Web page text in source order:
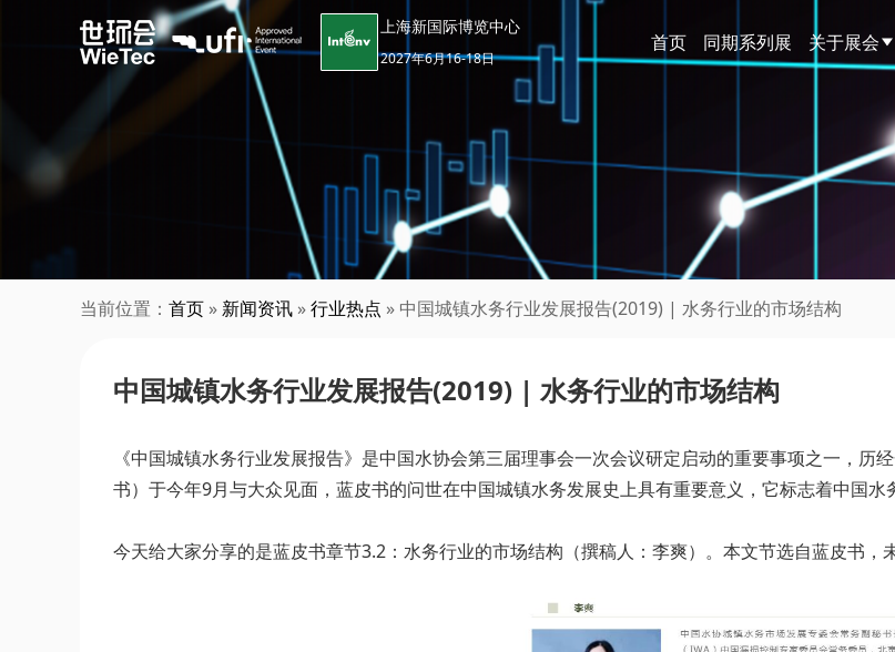
上海新国际博览中心
2027年6月16-18日
首页 同期系列展 关于展会
当前位置： 首页 » 新闻资讯 »行业热点 » 中国城镇水务行业发展报告(2019) | 水务行业的市场结构
中国城镇水务行业发展报告(2019) | 水务行业的市场结构
《中国城镇水务行业发展报告》是中国水协会第三届理事会一次会议研定启动的重要事项之一，
书）于今年9月与大众见面，蓝皮书的问世在中国城镇水务发展史上具有重要意义，它标志着中国水
今天给大家分享的是蓝皮书章节3.2：水务行业的市场结构（撰稿人：李爽）。本文节选自蓝皮书，